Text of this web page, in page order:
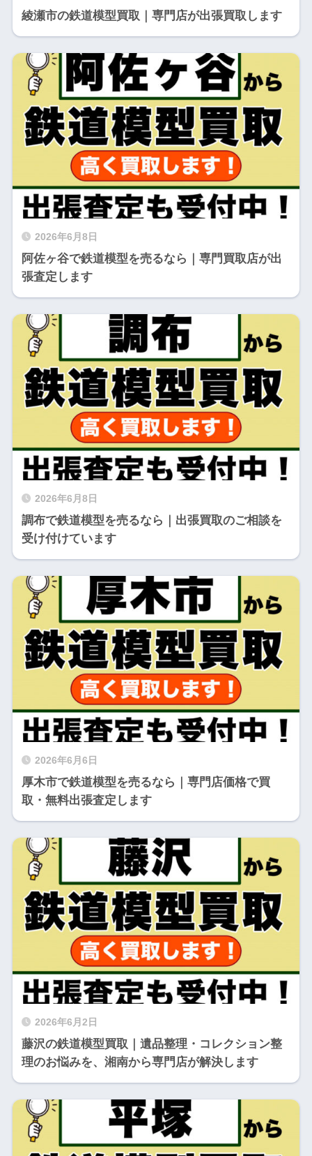
綾瀬市の鉄道模型買取｜専門店が出張買取します
2026年6月8日
阿佐ヶ谷で鉄道模型を売るなら｜専門買取店が出
張査定します
2026年6月8日
調布で鉄道模型を売るなら｜出張買取のご相談を
受け付けています
2026年6月6日
厚木市で鉄道模型を売るなら｜専門店価格で買
取・無料出張査定します
2026年6月2日
藤沢の鉄道模型買取｜遺品整理・コレクション整
理のお悩みを、湘南から専門店が解決します